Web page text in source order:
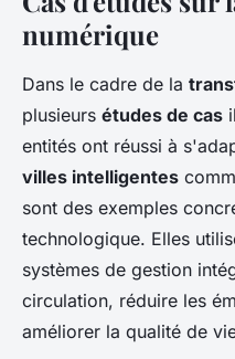
numérique
Dans le cadre de la
plusieurs études de cas
entités ont réussi à
villes intelligentes
sont des exemples
technologique. Elles
systèmes de gestion
circulation, réduire les
améliorer la qualité de